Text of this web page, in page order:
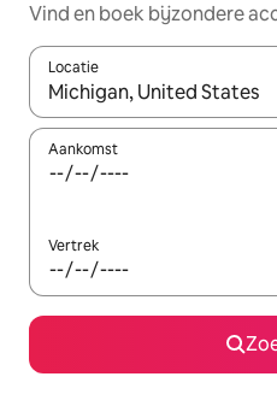
Vind en boek bijzondere
Locatie
Wanneer er suggesties
Aankomst
Vertrek